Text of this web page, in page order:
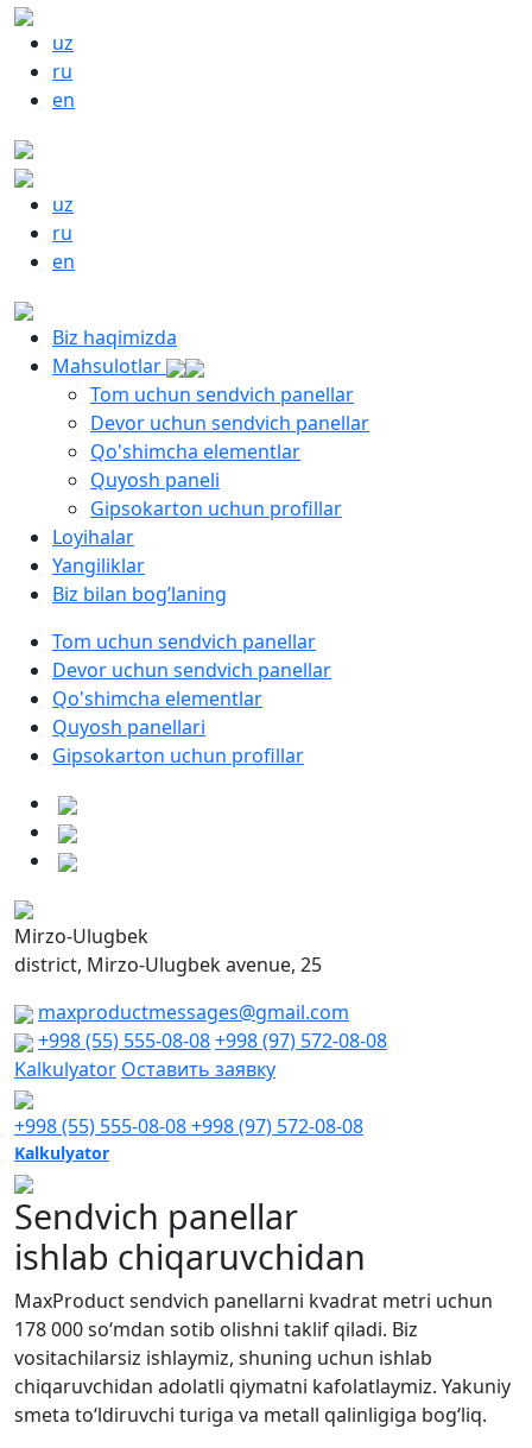
uz
ru
en
uz
ru
en
Biz haqimizda
Mahsulotlar
Tom uchun sendvich panellar
Devor uchun sendvich panellar
Qo'shimcha elementlar
Quyosh paneli
Gipsokarton uchun profillar
Loyihalar
Yangiliklar
Biz bilan bog’laning
Tom uchun sendvich panellar
Devor uchun sendvich panellar
Qo'shimcha elementlar
Quyosh panellari
Gipsokarton uchun profillar
Mirzo-Ulugbek
district, Mirzo-Ulugbek avenue, 25
maxproductmessages@gmail.com
+998 (55) 555-08-08+998 (97) 572-08-08
Kalkulyator Оставить заявку
+998 (55) 555-08-08+998 (97) 572-08-08
Kalkulyator
Sendvich panellar
ishlab chiqaruvchidan
MaxProduct sendvich panellarni kvadrat metri uchun
178 000 so‘mdan sotib olishni taklif qiladi. Biz
vositachilarsiz ishlaymiz, shuning uchun ishlab
chiqaruvchidan adolatli qiymatni kafolatlaymiz. Yakuniy
smeta to‘ldiruvchi turiga va metall qalinligiga bog‘liq.